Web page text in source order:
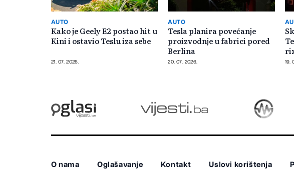
AUTO
Kako je Geely E2 postao hit u
Kini i ostavio Teslu iza sebe
21. 07. 2026.
AUTO
Tesla planira povećanje
proizvodnje u fabrici pored
Berlina
20. 07. 2026. 19.
O nama Oglašavanje Kontakt Uslovi korištenja